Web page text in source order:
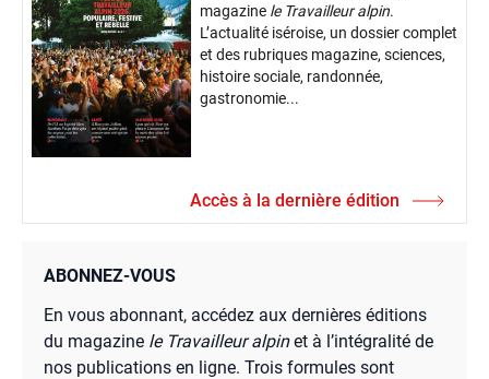
magazine le Travailleur alpin.
L’actualité iséroise, un dossier complet
et des rubriques magazine, sciences,
histoire sociale, randonnée,
gastronomie...
Accès à la dernière édition
ABONNEZ-VOUS
En vous abonnant, accédez aux dernières éditions
du magazine le Travailleur alpinet à l’intégralité de
nos publications en ligne. Trois formules sont